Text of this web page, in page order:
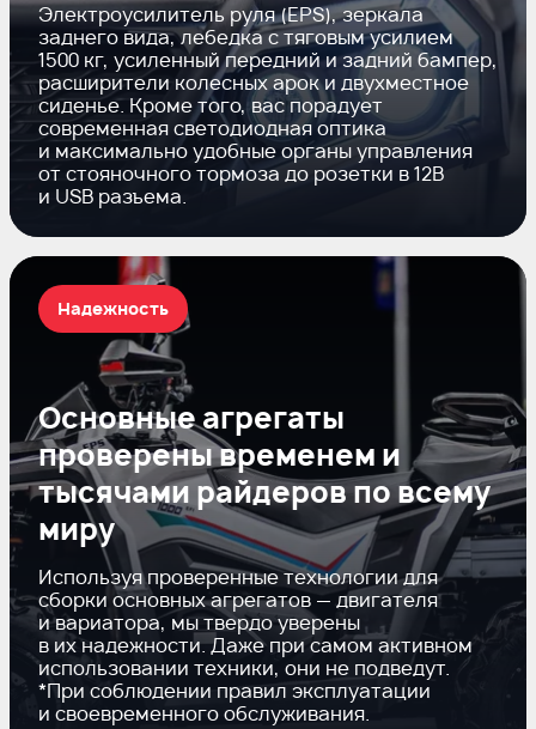
Электроусилитель руля (EPS), зеркала
заднего вида, лебедка с тяговым усилием
1500 кг, усиленный передний и задний бампер,
расширители колесных арок и двухместное
сиденье. Кроме того, вас порадует
современная светодиодная оптика
и максимально удобные органы управления
от стояночного тормоза до розетки в 12В
и USB разъема.
Основные агрегаты
проверены временем и
тысячами райдеров по всему
миру
Используя проверенные технологии для
сборки основных агрегатов — двигателя
и вариатора, мы твердо уверены
в их надежности. Даже при самом активном
использовании техники, они не подведут.
*При соблюдении правил эксплуатации
и своевременного обслуживания.
Надежность